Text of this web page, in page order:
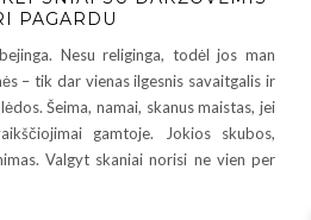
PAGARDU
Nesu religinga, todėl jos man
– tik dar vienas ilgesnis savaitgalis ir
Šeima, namai, skanus maistas, jei
gamtoje. Jokios skubos,
Valgyt skaniai norisi ne vien per